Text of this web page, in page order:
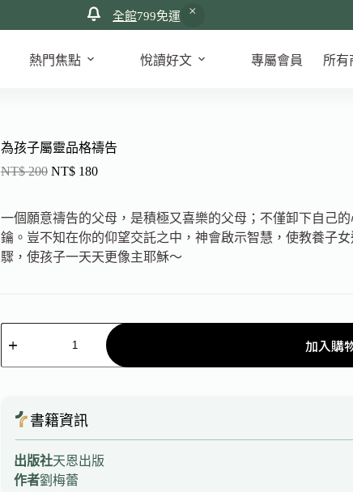
全館799免運
熱門焦點 悅讀好文 專屬會員 所有
為孩子屬靈品格禱告
NT$200 NT$180
一個願意禱告的父母，是積極又喜樂的父母；不僅卸下自己
鑰。豈不知在你的仰望交託之中，神會啟示智慧，使教養子
驟，使孩子一天天更像主耶穌～
加入購
書籍資訊
出版社天恩出版
作者劉梅蕾